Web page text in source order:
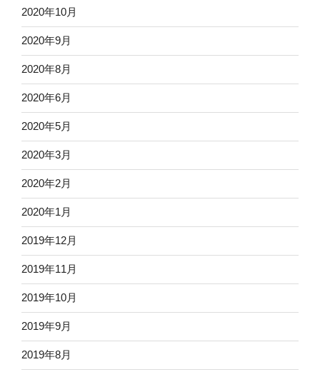
2020年10月
2020年9月
2020年8月
2020年6月
2020年5月
2020年3月
2020年2月
2020年1月
2019年12月
2019年11月
2019年10月
2019年9月
2019年8月